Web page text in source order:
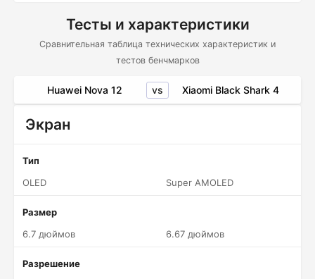
Тесты и характеристики
Сравнительная таблица технических характеристик и
тестов бенчмарков
Huawei Nova 12 vs Xiaomi Black Shark 4
Экран
Тип
OLED
Super AMOLED
Размер
6.7 дюймов
6.67 дюймов
Разрешение